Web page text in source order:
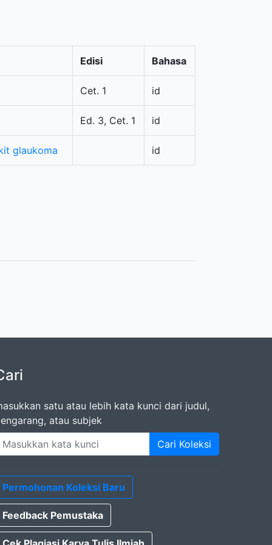
Edisi Bahasa
Cet. 1 id
Ed. 3, Cet. 1 id
glaukoma id
satu atau lebih kata kunci dari judul,
atau subjek
Cari Koleksi
Permohonan Koleksi Baru
Feedback Pemustaka